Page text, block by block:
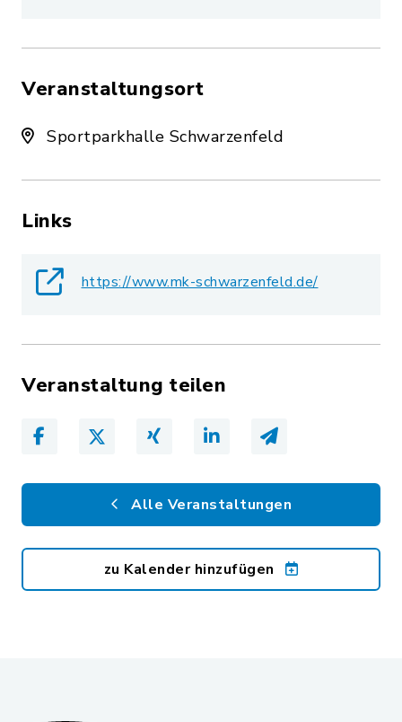
Veranstaltungsort
Sportparkhalle Schwarzenfeld
Links
https://www.mk-schwarzenfeld.de/
Veranstaltung teilen
Alle Veranstaltungen
zu Kalender hinzufügen